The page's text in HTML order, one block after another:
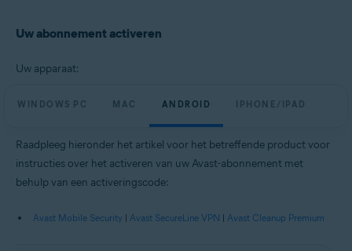
Uw abonnement activeren
Uw apparaat:
WINDOWS PC MAC ANDROID IPHONE/IPAD
Raadpleeg hieronder het artikel voor het betreffende product voor
instructies over het activeren van uw Avast-abonnement met
behulp van een activeringscode:
Avast Mobile Security | Avast SecureLine VPN | Avast Cleanup Premium